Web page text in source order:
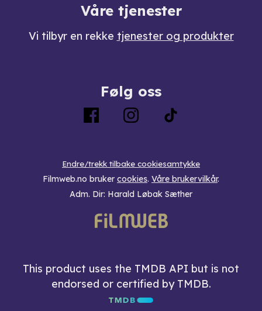
Våre tjenester
Vi tilbyr en rekke tjenester og produkter
Følg oss
Endre/trekk tilbake cookiesamtykke
Filmweb.no bruker cookies. Våre brukervilkår.
Adm. Dir: Harald Løbak Sæther
This product uses the TMDB API but is not
endorsed or certified by TMDB.